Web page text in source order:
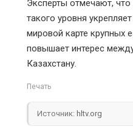
Эксперты отмечают,
такого уровня
мировой карте крупных
повышает интерес
Казахстану.
Печать
Источник: hltv.org